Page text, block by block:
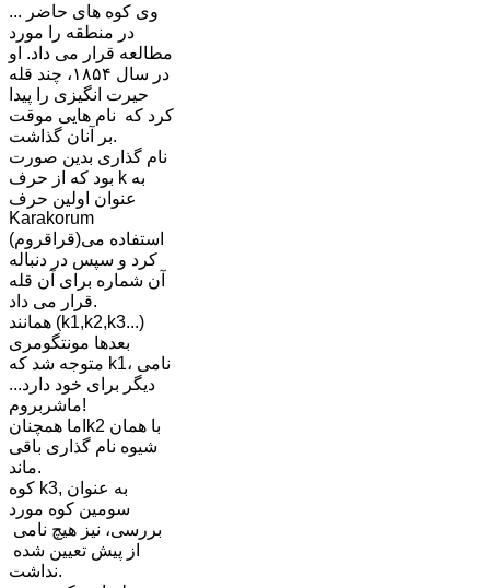
... وی کوه های حاضر
در منطقه را مورد
مطالعه قرار می داد. او
در سال ١٨۵۴، چند قله
حیرت انگیزی را پیدا
کرد که نام هایی موقت
بر آنان گذاشت.
نام گذاری بدین صورت
بود که از حرف k به
عنوان اولین حرف
Karakorum
(قراقروم)استفاده می
کرد و سپس در دنباله
آن شماره برای آن قله
قرار می داد.
همانند (k1,k2,k3...)
بعدها مونتگومری
متوجه شد که k1، نامی
دیگر برای خود دارد...
ماشربروم!
اما همچنانk2 با همان
شیوه نام گذاری باقی
ماند.
کوه k3, به عنوان
سومین کوه مورد
بررسی، نیز هیچ نامی
از پیش تعیین شده
نداشت.